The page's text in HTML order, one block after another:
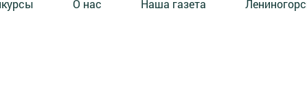
О нас Наша газета